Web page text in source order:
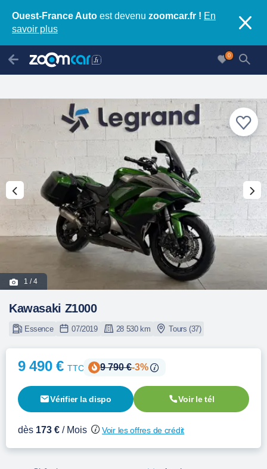
Ouest-France Auto est devenu zoomcar.fr ! En
savoir plus
0
1 / 4
Kawasaki Z1000
Essence 07/2019 28 530 km Tours (37)
9 490 €TTC 9 790 €-3%
Vérifier la dispo Voir le tél
dès 173 € / Mois Voir les offres de crédit